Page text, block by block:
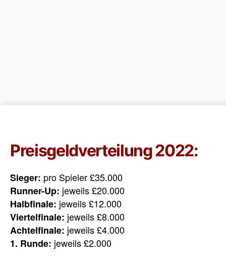
Preisgeldverteilung 2022:
Sieger: pro Spieler £35.000
Runner-Up: jeweils £20.000
Halbfinale: jeweils £12.000
Viertelfinale: jeweils £8.000
Achtelfinale: jeweils £4.000
1. Runde: jeweils £2.000